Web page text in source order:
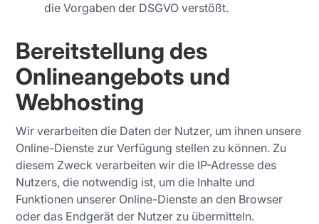
die Vorgaben der DSGVO verstößt.
Bereitstellung des
Onlineangebots und
Webhosting
Wir verarbeiten die Daten der Nutzer, um ihnen unsere
Online-Dienste zur Verfügung stellen zu können. Zu
diesem Zweck verarbeiten wir die IP-Adresse des
Nutzers, die notwendig ist, um die Inhalte und
Funktionen unserer Online-Dienste an den Browser
oder das Endgerät der Nutzer zu übermitteln.